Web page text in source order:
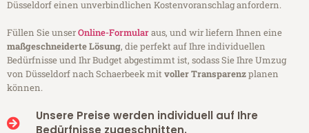
Düsseldorf einen unverbindlichen Kostenvoranschlag anfordern.
Füllen Sie unserOnline-Formularaus, und wir liefern Ihnen eine
maßgeschneiderte Lösung, die perfekt auf Ihre individuellen
Bedürfnisse und Ihr Budget abgestimmt ist, sodass Sie Ihre Umzug
von Düsseldorf nach Schaerbeek mitvoller Transparenzplanen
können.
Unsere Preise werden individuell auf Ihre
Bedürfnisse zugeschnitten.